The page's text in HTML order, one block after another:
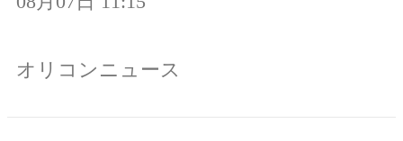
オリコンニュース